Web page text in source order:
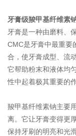
牙膏级羧甲基纤维素
牙膏是一种由磨料、
CMC是牙膏中最重要
合，使牙膏成型、流
它帮助粉末和液体均
性中起着极其重要的作
羧甲基纤维素钠主要
离。它让牙膏变得更
保持牙刷的明亮和光滑